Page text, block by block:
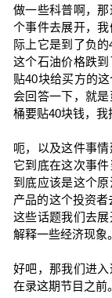
做一些科普啊，
个事件去展开，
际上它是到了负
这个石油价格跌
贴40块给买方的
会回答一下，就
桶要贴40块钱，我
呃，以及这件事
它到底在这次事
到底应该是这个
产品的这个投资
这些话题我们去
解释一些经济现象。
好吧，那我们进
在录这期节目之前。